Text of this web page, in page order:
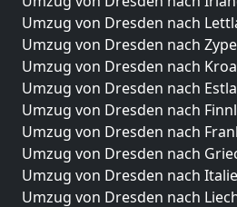
Umzug von Dresden nach
Umzug von Dresden nach
Umzug von Dresden nach
Umzug von Dresden nach
Umzug von Dresden nach
Umzug von Dresden nach
Umzug von Dresden nach
Umzug von Dresden nach
Umzug von Dresden nach